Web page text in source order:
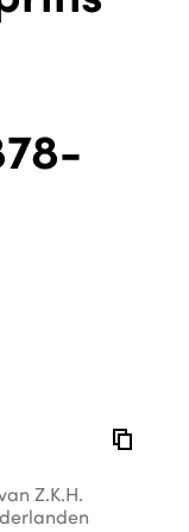
Z.K.H.
copy